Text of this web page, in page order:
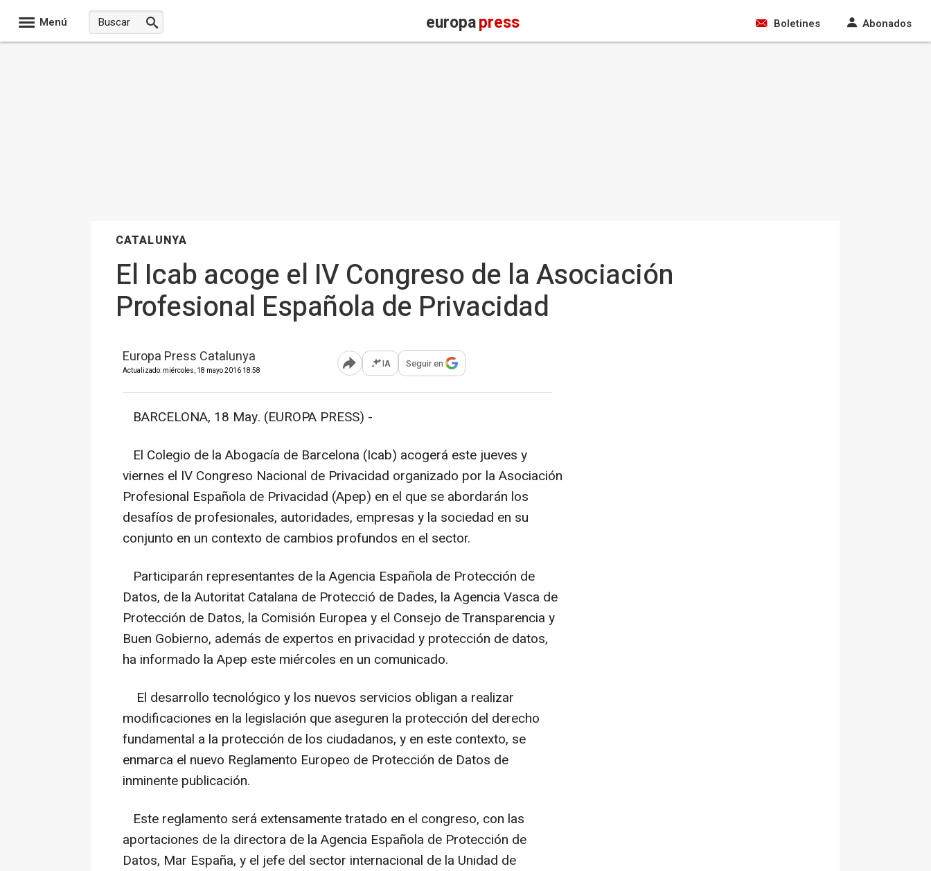
Menú europapress Boletines Abonados
CATALUNYA
El Icab acoge el IV Congreso de la Asociación
Profesional Española de Privacidad
Europa Press Catalunya
Actualizado: miércoles, 18 mayo 2016 18:58 Abrir opciones para compartir
IA Seguir en
BARCELONA, 18 May. (EUROPA PRESS) -
El Colegio de la Abogacía de Barcelona (Icab) acogerá este jueves y
viernes el IV Congreso Nacional de Privacidad organizado por la Asociación
Profesional Española de Privacidad (Apep) en el que se abordarán los
desafíos de profesionales, autoridades, empresas y la sociedad en su
conjunto en un contexto de cambios profundos en el sector.
Participarán representantes de la Agencia Española de Protección de
Datos, de la Autoritat Catalana de Protecció de Dades, la Agencia Vasca de
Protección de Datos, la Comisión Europea y el Consejo de Transparencia y
Buen Gobierno, además de expertos en privacidad y protección de datos,
ha informado la Apep este miércoles en un comunicado.
El desarrollo tecnológico y los nuevos servicios obligan a realizar
modificaciones en la legislación que aseguren la protección del derecho
fundamental a la protección de los ciudadanos, y en este contexto, se
enmarca el nuevo Reglamento Europeo de Protección de Datos de
inminente publicación.
Este reglamento será extensamente tratado en el congreso, con las
aportaciones de la directora de la Agencia Española de Protección de
Datos, Mar España, y el jefe del sector internacional de la Unidad de